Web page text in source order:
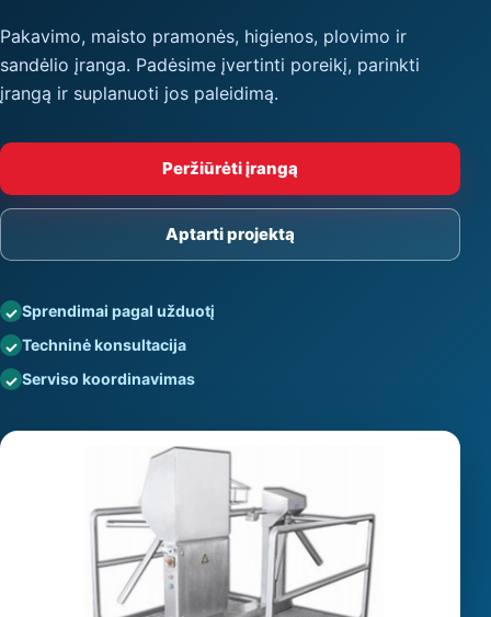
Pakavimo, maisto pramonės, higienos, plovimo ir
sandėlio įranga. Padėsime įvertinti poreikį, parinkti
įrangą ir suplanuoti jos paleidimą.
Peržiūrėti įrangą
Aptarti projektą
Sprendimai pagal užduotį
Techninė konsultacija
Serviso koordinavimas